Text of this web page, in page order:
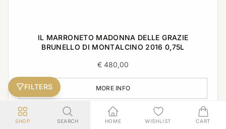
IL MARRONETO MADONNA DELLE GRAZIE
BRUNELLO DI MONTALCINO 2016 0,75L
€ 480,00
MORE INFO
FILTERS
SHOP SEARCH HOME WISHLIST CART